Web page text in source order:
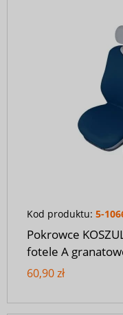
Kod produktu: 5-
Pokrowce
fotele A
60,90 zł